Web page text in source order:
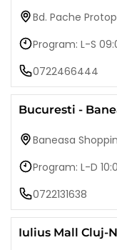
Bd. Pache
Program: L-S
0722466444
Bucuresti -
Baneasa
Program: L-D
0722131638
Iulius Mall Cluj-